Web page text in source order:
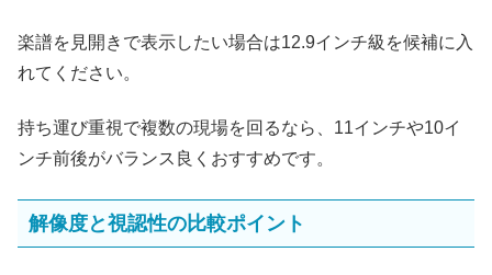
楽譜を見開きで表示したい場合は12.9インチ級を候補に入
れてください。
持ち運び重視で複数の現場を回るなら、11インチや10イ
ンチ前後がバランス良くおすすめです。
解像度と視認性の比較ポイント